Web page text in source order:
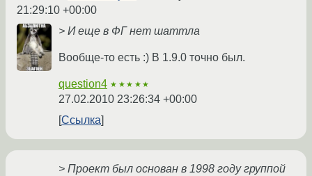
21:29:10 +00:00
> И еще в ФГ нет шаттла
Вообще-то есть :) В 1.9.0 точно был.
question4 ★★★★★
27.02.2010 23:26:34 +00:00
Ссылка
> Проект был основан в 1998 году группой